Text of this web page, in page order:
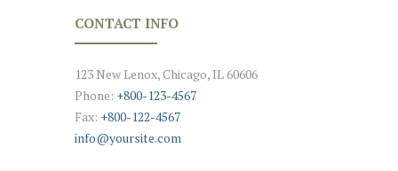
CONTACT INFO
123 New Lenox, Chicago, IL 60606
Phone: +800-123-4567
Fax: +800-122-4567
info@yoursite.com